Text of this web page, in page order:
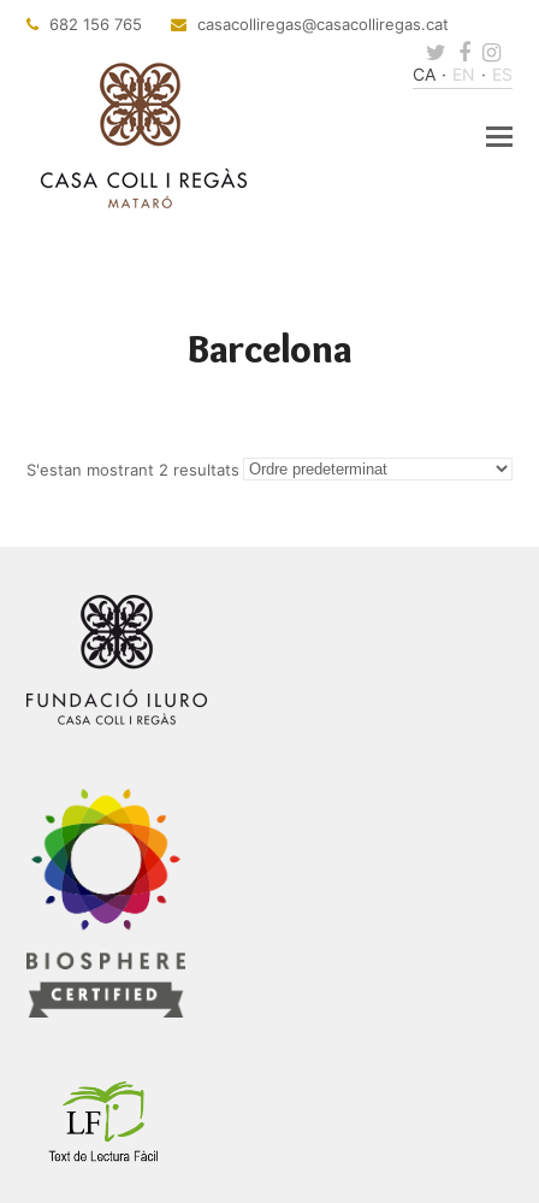
682 156 765 casacolliregas@casacolliregas.cat
Twitter
CA EN ES
Barcelona
S'estan mostrant 2 resultats